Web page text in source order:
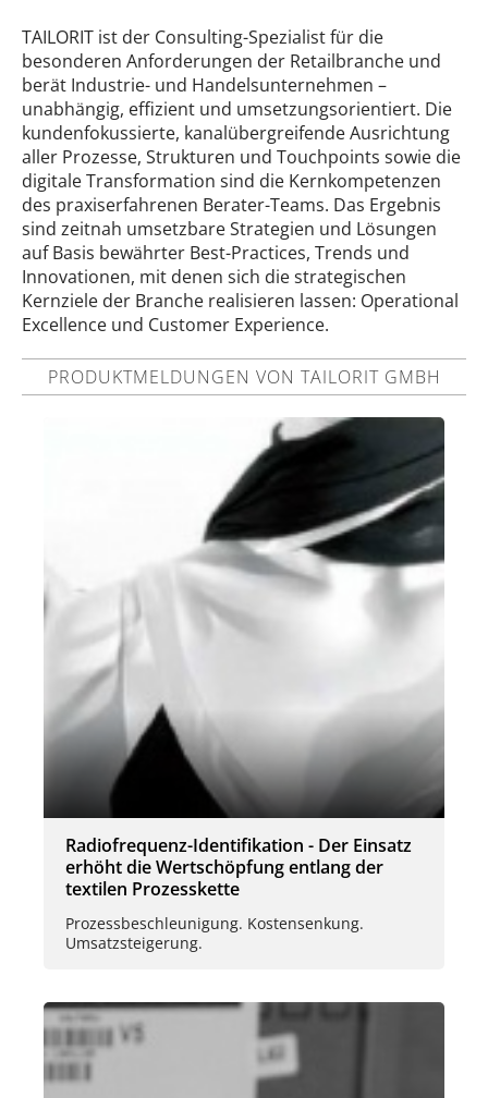
TAILORIT ist der Consulting-Spezialist für die
besonderen Anforderungen der Retailbranche und
berät Industrie- und Handelsunternehmen –
unabhängig, effizient und umsetzungsorientiert. Die
kundenfokussierte, kanalübergreifende Ausrichtung
aller Prozesse, Strukturen und Touchpoints sowie die
digitale Transformation sind die Kernkompetenzen
des praxiserfahrenen Berater-Teams. Das Ergebnis
sind zeitnah umsetzbare Strategien und Lösungen
auf Basis bewährter Best-Practices, Trends und
Innovationen, mit denen sich die strategischen
Kernziele der Branche realisieren lassen: Operational
Excellence und Customer Experience.
PRODUKTMELDUNGEN VON TAILORIT GMBH
Radiofrequenz-Identifikation - Der Einsatz
erhöht die Wertschöpfung entlang der
textilen Prozesskette
Prozessbeschleunigung. Kostensenkung.
Umsatzsteigerung.